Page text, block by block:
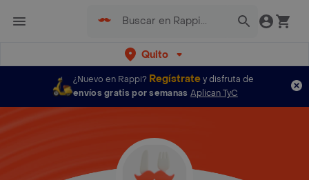
Quito
¿Nuevo en Rappi? Regístratey disfruta de
envíos gratis por semanas Aplican TyC